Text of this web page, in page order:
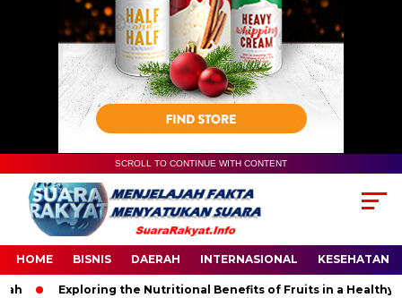
SCROLL TO CONTINUE WITH CONTENT
HOME BISNIS DAERAH INTERNASIONAL KESEHATAN
Exploring the Nutritional Benefits of Fruits in a Healthy and